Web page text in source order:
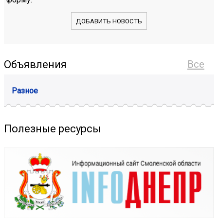
ДОБАВИТЬ НОВОСТЬ
Все
Объявления
Разное
Полезные ресурсы